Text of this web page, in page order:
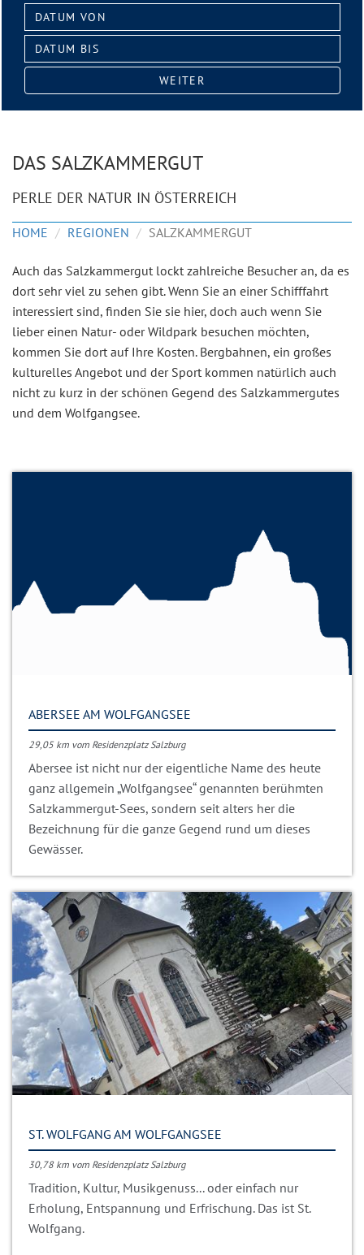
Datum
von:
Datum
bis:
WEITER
DAS SALZKAMMERGUT
PERLE DER NATUR IN ÖSTERREICH
HOME REGIONEN SALZKAMMERGUT
Auch das Salzkammergut lockt zahlreiche Besucher an, da es
dort sehr viel zu sehen gibt. Wenn Sie an einer Schifffahrt
interessiert sind, finden Sie sie hier, doch auch wenn Sie
lieber einen Natur- oder Wildpark besuchen möchten,
kommen Sie dort auf Ihre Kosten. Bergbahnen, ein großes
kulturelles Angebot und der Sport kommen natürlich auch
nicht zu kurz in der schönen Gegend des Salzkammergutes
und dem Wolfgangsee.
ABERSEE AM WOLFGANGSEE
29,05 km vom Residenzplatz Salzburg
Abersee ist nicht nur der eigentliche Name des heute
ganz allgemein „Wolfgangsee“ genannten berühmten
Salzkammergut-Sees, sondern seit alters her die
Bezeichnung für die ganze Gegend rund um dieses
Gewässer.
ST. WOLFGANG AM WOLFGANGSEE
30,78 km vom Residenzplatz Salzburg
Tradition, Kultur, Musikgenuss... oder einfach nur
Erholung, Entspannung und Erfrischung. Das ist St.
Wolfgang.